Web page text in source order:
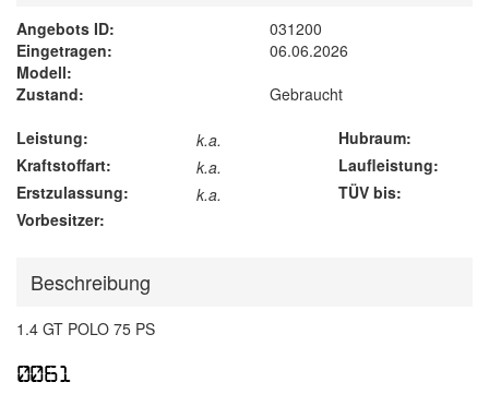
Angebots ID:
031200
Eingetragen:
06.06.2026
Modell:
Zustand:
Gebraucht
Leistung:
k.a.
Hubraum:
Kraftstoffart:
k.a.
Laufleistung:
Erstzulassung:
k.a.
TÜV bis:
Vorbesitzer:
Beschreibung
1.4 GT POLO 75 PS